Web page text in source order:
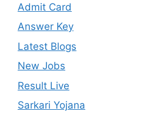
Admit Card
Answer Key
Latest Blogs
New Jobs
Result Live
Sarkari Yojana